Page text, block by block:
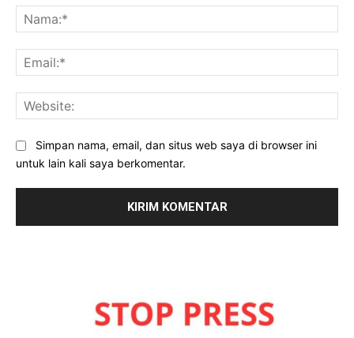
Simpan nama, email, dan situs web saya di browser ini
untuk lain kali saya berkomentar.